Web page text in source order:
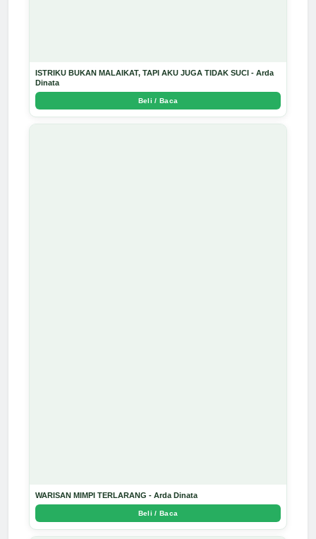
ISTRIKU BUKAN MALAIKAT, TAPI AKU JUGA TIDAK SUCI - Arda
Dinata
Beli / Baca
WARISAN MIMPI TERLARANG - Arda Dinata
Beli / Baca